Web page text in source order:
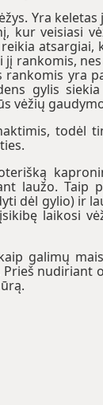
Yra
kur veisiasi
atsargiai,
rankomis,
yra
gylis
vėžių
todėl
laužo. Taip
dėl gylio) ir
laikosi
galimų
nudiriant